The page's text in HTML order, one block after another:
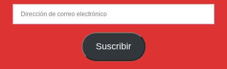
Dirección
de
Suscribir